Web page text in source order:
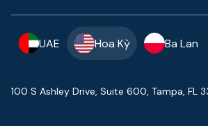
UAE Hoa Kỳ Ba Lan
100 S Ashley Drive, Suite 600, Tampa, FL